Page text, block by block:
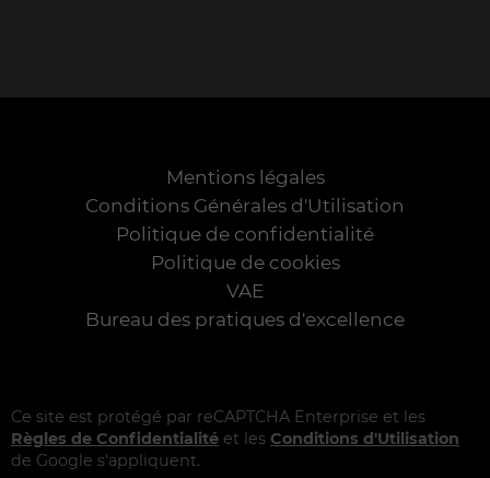
Mentions légales
Conditions Générales d'Utilisation
Politique de confidentialité
Politique de cookies
VAE
Bureau des pratiques d'excellence
Ce site est protégé par reCAPTCHA Enterprise et les
Règles de Confidentialité et les Conditions d'Utilisation
de Google s'appliquent.